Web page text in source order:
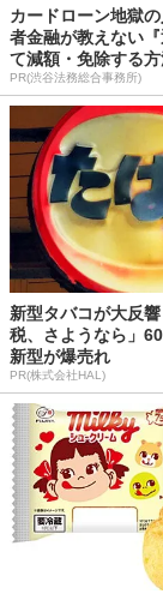
カードローン地獄
者金融が教えない
て減額・免除する
PR(渋谷法務総合事務所)
新型タバコが大反
税、さようなら」
新型が爆売れ
PR(株式会社HAL)